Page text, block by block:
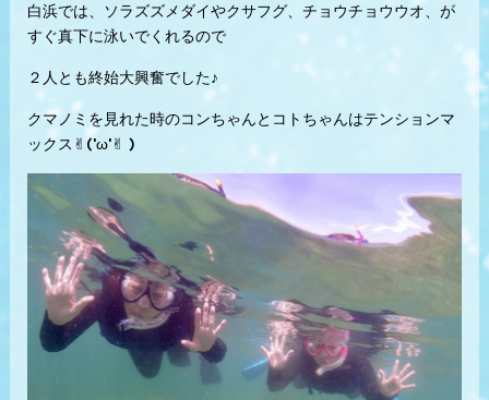
白浜では、ソラズズメダイやクサフグ、チョウチョウウオ、が
すぐ真下に泳いでくれるので
２人とも終始大興奮でした♪
クマノミを見れた時のコンちゃんとコトちゃんはテンションマ
ックス✌︎('ω'✌︎ )